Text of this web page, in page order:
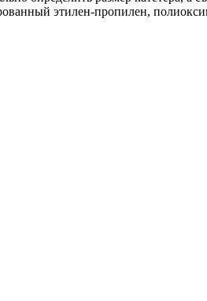
этилен-пропилен,